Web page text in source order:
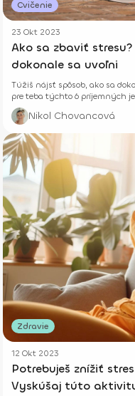
Cvičenie
23 Okt 2023
Ako sa zbaviť
dokonale sa uvoľni
Túžiš nájsť spôsob, ako sa
pre teba týchto 6 príjemných
zrelaxuješ a zbavíš sa stresu.
Nikol Chovancová
Zdravie
12 Okt 2023
Potrebuješ znížiť
Vyskúšaj túto